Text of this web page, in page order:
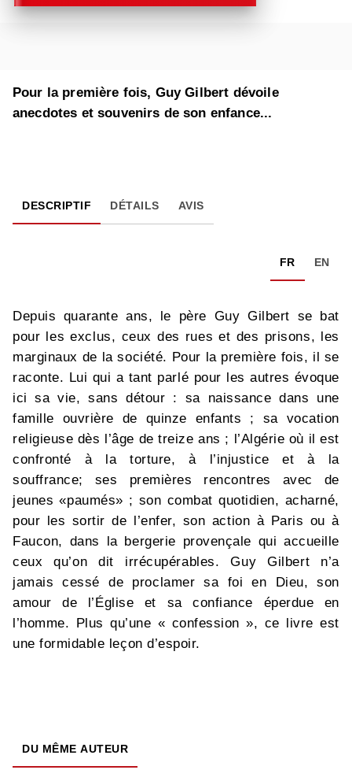
Pour la première fois, Guy Gilbert dévoile
anecdotes et souvenirs de son enfance...
DESCRIPTIF DÉTAILS AVIS
FR EN
Depuis quarante ans, le père Guy Gilbert se bat
pour les exclus, ceux des rues et des prisons, les
marginaux de la société. Pour la première fois, il se
raconte. Lui qui a tant parlé pour les autres évoque
ici sa vie, sans détour : sa naissance dans une
famille ouvrière de quinze enfants ; sa vocation
religieuse dès l’âge de treize ans ; l’Algérie où il est
confronté à la torture, à l’injustice et à la
souffrance; ses premières rencontres avec de
jeunes «paumés» ; son combat quotidien, acharné,
pour les sortir de l’enfer, son action à Paris ou à
Faucon, dans la bergerie provençale qui accueille
ceux qu’on dit irrécupérables. Guy Gilbert n’a
jamais cessé de proclamer sa foi en Dieu, son
amour de l’Église et sa confiance éperdue en
l’homme. Plus qu’une « confession », ce livre est
une formidable leçon d’espoir.
DU MÊME AUTEUR